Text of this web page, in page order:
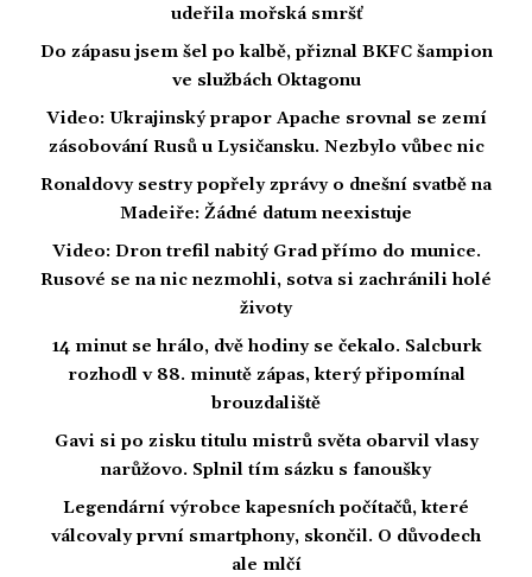
udeřila mořská smršť
Do zápasu jsem šel po kalbě, přiznal BKFC šampion
ve službách Oktagonu
Video: Ukrajinský prapor Apache srovnal se zemí
zásobování Rusů u Lysičansku. Nezbylo vůbec nic
Ronaldovy sestry popřely zprávy o dnešní svatbě na
Madeiře: Žádné datum neexistuje
Video: Dron trefil nabitý Grad přímo do munice.
Rusové se na nic nezmohli, sotva si zachránili holé
životy
14 minut se hrálo, dvě hodiny se čekalo. Salcburk
rozhodl v 88. minutě zápas, který připomínal
brouzdaliště
Gavi si po zisku titulu mistrů světa obarvil vlasy
narůžovo. Splnil tím sázku s fanoušky
Legendární výrobce kapesních počítačů, které
válcovaly první smartphony, skončil. O důvodech
ale mlčí